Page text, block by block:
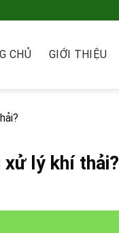
CHỦ GIỚI THIỆU
xử lý khí thải?